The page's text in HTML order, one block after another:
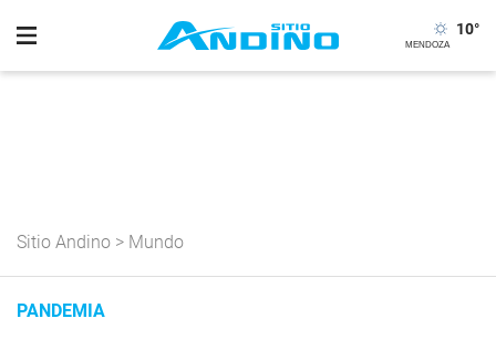
10°
Sitio Andino > Mundo
PANDEMIA